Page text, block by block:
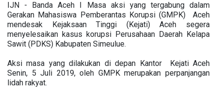
IJN - Banda Aceh I Masa aksi yang tergabung dalam
Gerakan Mahasiswa Pemberantas Korupsi (GMPK) Aceh
mendesak Kejaksaan Tinggi (Kejati) Aceh segera
menyelesaikan kasus korupsi Perusahaan Daerah Kelapa
Sawit (PDKS) Kabupaten Simeulue.
Aksi masa yang dilakukan di depan Kantor Kejati Aceh
Senin, 5 Juli 2019, oleh GMPK merupakan perpanjangan
lidah rakyat.